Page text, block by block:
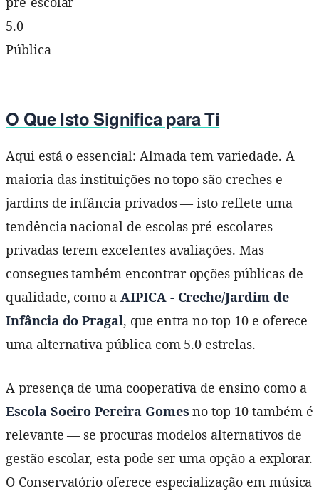
5.0
Pública
O Que Isto Significa para Ti
Aqui está o essencial: Almada tem variedade. A
maioria das instituições no topo são creches e
jardins de infância privados — isto reflete uma
tendência nacional de escolas pré-escolares
privadas terem excelentes avaliações. Mas
consegues também encontrar opções públicas de
qualidade, como aAIPICA - Creche/Jardim de
Infância do Pragal, que entra no top 10 e oferece
uma alternativa pública com 5.0 estrelas.
A presença de uma cooperativa de ensino como a
Escola Soeiro Pereira Gomes no top 10 também é
relevante — se procuras modelos alternativos de
gestão escolar, esta pode ser uma opção a explorar.
O Conservatório oferece especialização em música